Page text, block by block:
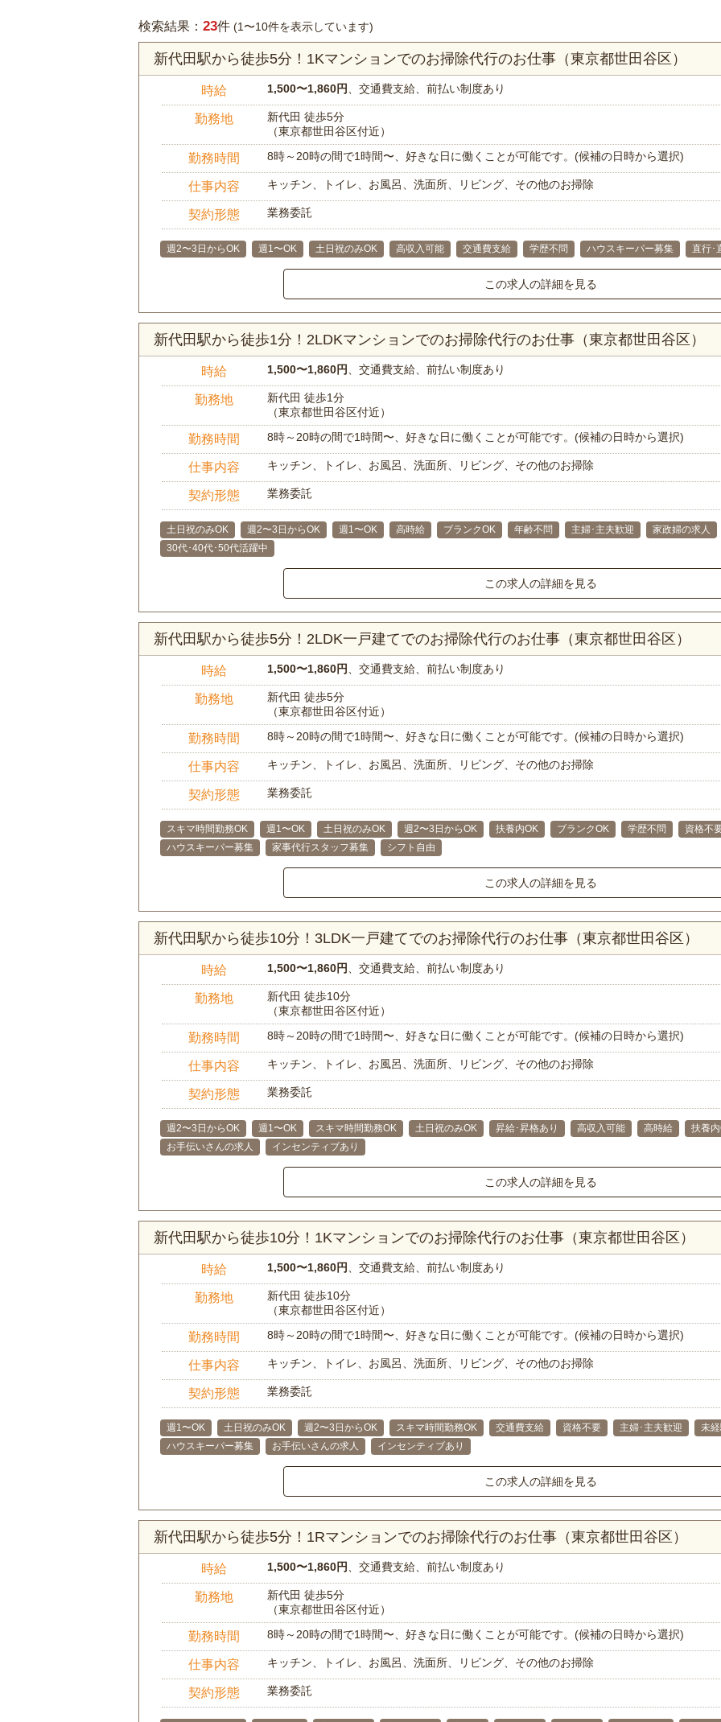
検索結果： 23件 (1〜10件を表示しています)
新代田駅から徒歩5分！1Kマンションでのお掃除代行のお仕事（東京都世田谷区）
時給 1,500〜1,860円 、交通費支給、前払い制度あり
勤務地
新代田 徒歩5分
（東京都世田谷区付近）
勤務時間 8時～20時の間で1時間〜、好きな日に働くことが可能です。(候補の日時から選択)
仕事内容 キッチン、トイレ、お風呂、洗面所、リビング、その他のお掃除
契約形態 業務委託
週2〜3日からOK 週1〜OK 土日祝のみOK 高収入可能 交通費支給 学歴不問 ハウスキーパー募集 直行･
この求人の詳細を見る
新代田駅から徒歩1分！2LDKマンションでのお掃除代行のお仕事（東京都世田谷区）
時給 1,500〜1,860円 、交通費支給、前払い制度あり
勤務地
新代田 徒歩1分
（東京都世田谷区付近）
勤務時間 8時～20時の間で1時間〜、好きな日に働くことが可能です。(候補の日時から選択)
仕事内容 キッチン、トイレ、お風呂、洗面所、リビング、その他のお掃除
契約形態 業務委託
土日祝のみOK 週2〜3日からOK 週1〜OK 高時給 ブランクOK 年齢不問 主婦･主夫歓迎
家政婦の求人
30代･40代･50代活躍中
この求人の詳細を見る
新代田駅から徒歩5分！2LDK一戸建てでのお掃除代行のお仕事（東京都世田谷区）
時給 1,500〜1,860円 、交通費支給、前払い制度あり
勤務地
新代田 徒歩5分
（東京都世田谷区付近）
勤務時間 8時～20時の間で1時間〜、好きな日に働くことが可能です。(候補の日時から選択)
仕事内容 キッチン、トイレ、お風呂、洗面所、リビング、その他のお掃除
契約形態 業務委託
スキマ時間勤務OK 週1〜OK 土日祝のみOK 週2〜3日からOK 扶養内OK ブランクOK 学歴不問
資格不
ハウスキーパー募集
家事代行スタッフ募集 シフト自由
この求人の詳細を見る
新代田駅から徒歩10分！3LDK一戸建てでのお掃除代行のお仕事（東京都世田谷区）
時給 1,500〜1,860円 、交通費支給、前払い制度あり
勤務地
新代田 徒歩10分
（東京都世田谷区付近）
勤務時間 8時～20時の間で1時間〜、好きな日に働くことが可能です。(候補の日時から選択)
仕事内容 キッチン、トイレ、お風呂、洗面所、リビング、その他のお掃除
契約形態 業務委託
週2〜3日からOK 週1〜OK スキマ時間勤務OK 土日祝のみOK 昇給･昇格あり 高収入可能 高時給
扶養
お手伝いさんの求人
インセンティブあり
この求人の詳細を見る
新代田駅から徒歩10分！1Kマンションでのお掃除代行のお仕事（東京都世田谷区）
時給 1,500〜1,860円 、交通費支給、前払い制度あり
勤務地
新代田 徒歩10分
（東京都世田谷区付近）
勤務時間 8時～20時の間で1時間〜、好きな日に働くことが可能です。(候補の日時から選択)
仕事内容 キッチン、トイレ、お風呂、洗面所、リビング、その他のお掃除
契約形態 業務委託
週1〜OK 土日祝のみOK 週2〜3日からOK スキマ時間勤務OK 交通費支給 資格不要 主婦･主夫歓迎
未
ハウスキーパー募集
お手伝いさんの求人 インセンティブあり
この求人の詳細を見る
新代田駅から徒歩5分！1Rマンションでのお掃除代行のお仕事（東京都世田谷区）
時給 1,500〜1,860円 、交通費支給、前払い制度あり
勤務地
新代田 徒歩5分
（東京都世田谷区付近）
勤務時間 8時～20時の間で1時間〜、好きな日に働くことが可能です。(候補の日時から選択)
仕事内容 キッチン、トイレ、お風呂、洗面所、リビング、その他のお掃除
契約形態 業務委託